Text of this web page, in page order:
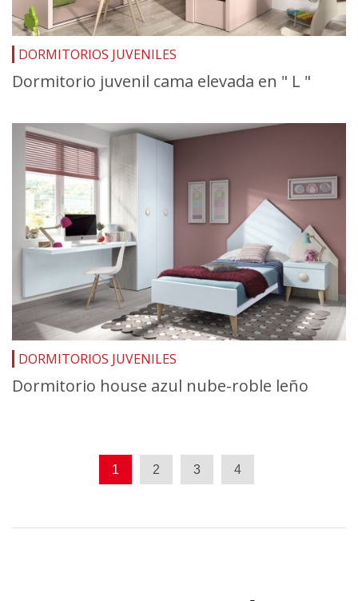
DORMITORIOS JUVENILES
Dormitorio juvenil cama elevada en " L "
DORMITORIOS JUVENILES
Dormitorio house azul nube-roble leño
1 2 3 4